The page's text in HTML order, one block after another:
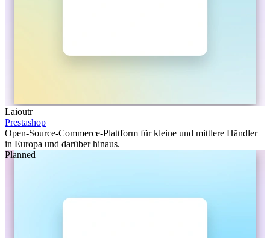
Laioutr
Prestashop
Open-Source-Commerce-Plattform für kleine und mittlere Händler
in Europa und darüber hinaus.
Planned